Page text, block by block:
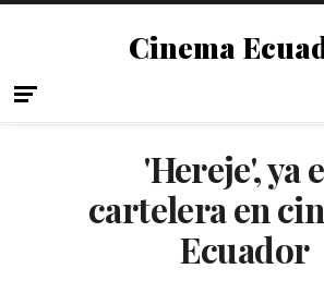
Cinema
'Hereje', ya
cartelera en
Ecuador